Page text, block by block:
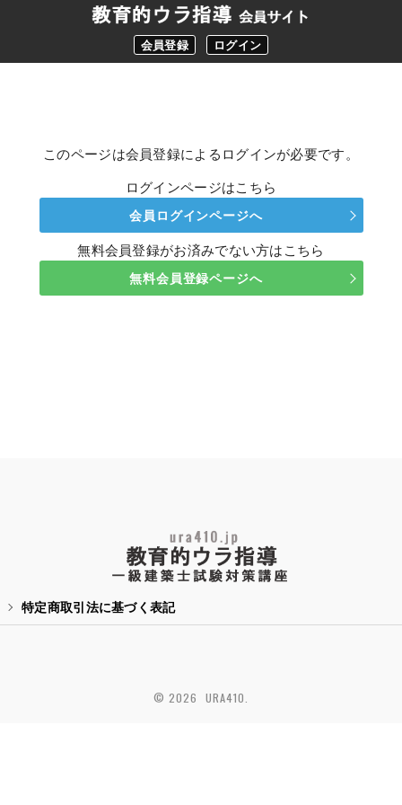
会員登録 ログイン
このページは会員登録によるログインが必要です。
ログインページはこちら
会員ログインページへ
無料会員登録がお済みでない方はこちら
無料会員登録ページへ
特定商取引法に基づく表記
© 2026 URA410.